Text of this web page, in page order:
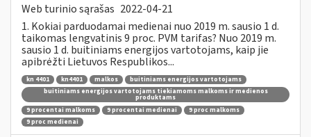
Web turinio sąrašas 2022-04-21
1. Kokiai parduodamai medienai nuo 2019 m. sausio 1 d.
taikomas lengvatinis 9 proc. PVM tarifas? Nuo 2019 m.
sausio 1 d. buitiniams energijos vartotojams, kaip jie
apibrėžti Lietuvos Respublikos...
kn 4401 kn4401 malkos
buitiniams energijos vartotojams
buitiniams energijos vartotojams tiekiamoms malkoms ir medienos
produktams
9 procentai malkoms
9 procentai medienai
9 proc malkoms
9 proc medienai